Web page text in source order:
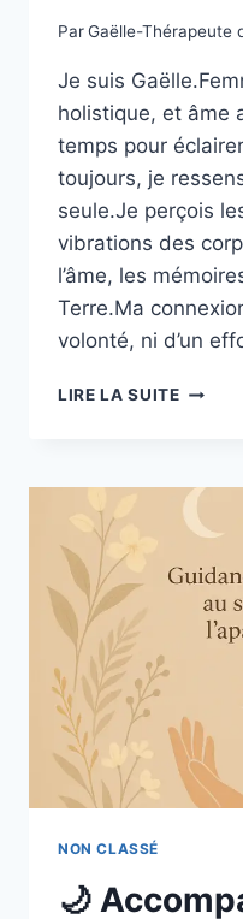
ParGaëlle-Thérapeute
Je suis
holistique, et âme
temps pour
toujours, je
seule.Je perçois
vibrations des
l’âme, les
Terre.Ma
volonté, ni d’un
LIRE LA SUITE
NON CLASSÉ
🌙